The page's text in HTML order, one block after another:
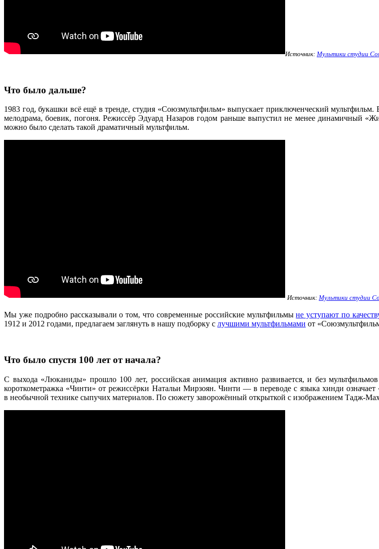
Источник: Мультики студии
Что было дальше?
1983 год, букашки всё ещё в тренде, студия «Союзмультфильм» выпускает приключенческий
мелодрама, боевик, погоня. Режиссёр Эдуард Назаров годом раньше выпустил не менее динамичный
можно было сделать такой драматичный мультфильм.
Источник: Мультики студии
Мы уже подробно рассказывали о том, что современные российские мультфильмыне уступают по
1912 и 2012 годами, предлагаем заглянуть в нашу подборку с лучшими мультфильмами от
Что было спустя 100 лет от начала?
С выхода «Люканиды» прошло 100 лет, российская анимация активно развивается, и без
короткометражка «Чинти» от режиссёрки Натальи Мирзоян. Чинти — в переводе с языка хинди
в необычной технике сыпучих материалов. По сюжету заворожённый открыткой с изображением Тадж-